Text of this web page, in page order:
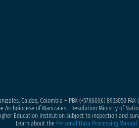
Caldas, Colombia – PBX (+57)(60)(6) 8933050FAX
Archdiocese of Manizales - Resolution Ministry of
Education Institution subject to inspection and
Learn about the Personal Data Processing Manual